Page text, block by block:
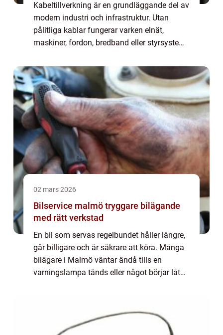
Kabeltillverkning är en grundläggande del av
modern industri och infrastruktur. Utan
pålitliga kablar fungerar varken elnät,
maskiner, fordon, bredband eller styrsystem.
De syns inte, men de måste fungera var...
02 mars 2026
Bilservice malmö tryggare bilägande
med rätt verkstad
En bil som servas regelbundet håller längre,
går billigare och är säkrare att köra. Många
bilägare i Malmö väntar ändå tills en
varningslampa tänds eller något börjar låta